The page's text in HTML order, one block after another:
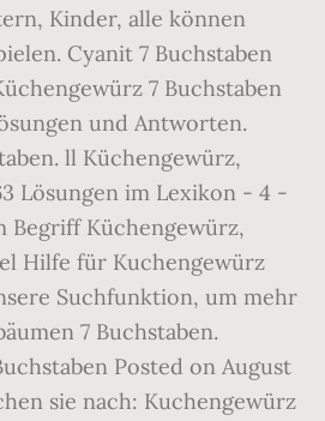
Kinder, alle können
Cyanit 7 Buchstaben
7 Buchstaben
und Antworten.
ll Küchengewürz,
Lösungen im Lexikon - 4 -
Begriff Küchengewürz,
Hilfe für Kuchengewürz
Suchfunktion, um mehr
7 Buchstaben.
Posted on August
sie nach: Kuchengewürz